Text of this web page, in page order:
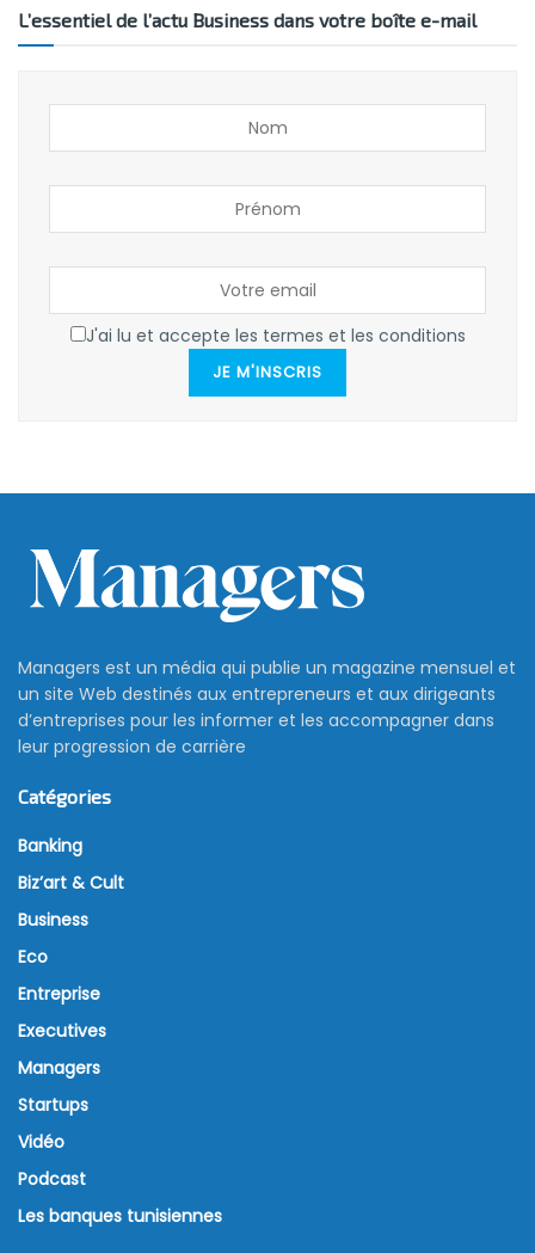
L’essentiel de l’actu Business dans votre boîte e-mail
J'ai lu et accepte les termes et les conditions
JE M'INSCRIS
Managers est un média qui publie un magazine mensuel et
un site Web destinés aux entrepreneurs et aux dirigeants
d’entreprises pour les informer et les accompagner dans
leur progression de carrière
Catégories
Banking
Biz’art & Cult
Business
Eco
Entreprise
Executives
Managers
Startups
Vidéo
Podcast
Les banques tunisiennes